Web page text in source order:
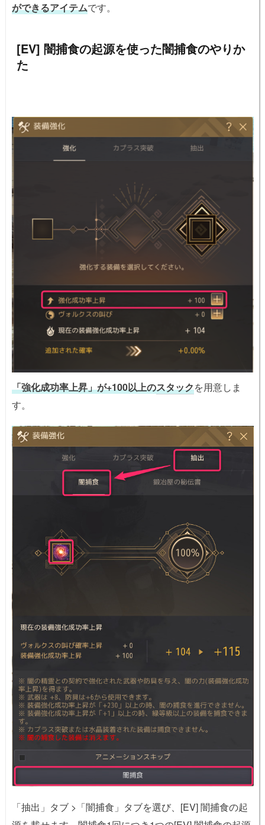
ができるアイテムです。
[EV] 闇捕食の起源を使った闇捕食のやりか
た
「強化成功率上昇」が+100以上のスタックを用意しま
す。
「抽出」タブ >「闇捕食」タブを選び、[EV] 闇捕食の起